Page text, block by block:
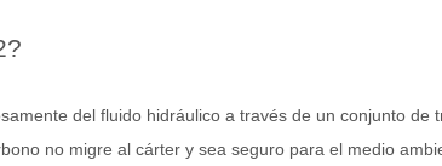
del fluido hidráulico a través de un conjunto de
no migre al cárter y sea seguro para el medio